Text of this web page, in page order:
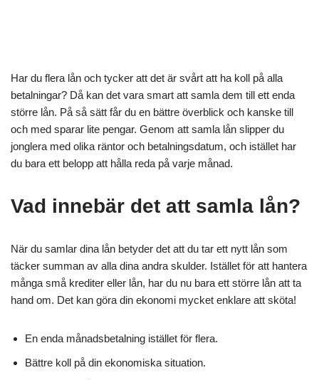
Har du flera lån och tycker att det är svårt att ha koll på alla
betalningar? Då kan det vara smart att samla dem till ett enda
större lån. På så sätt får du en bättre överblick och kanske till
och med sparar lite pengar. Genom att samla lån slipper du
jonglera med olika räntor och betalningsdatum, och istället har
du bara ett belopp att hålla reda på varje månad.
Vad innebär det att samla lån?
När du samlar dina lån betyder det att du tar ett nytt lån som
täcker summan av alla dina andra skulder. Istället för att hantera
många små krediter eller lån, har du nu bara ett större lån att ta
hand om. Det kan göra din ekonomi mycket enklare att sköta!
En enda månadsbetalning istället för flera.
Bättre koll på din ekonomiska situation.